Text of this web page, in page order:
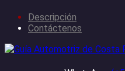
Descripción
Contáctenos